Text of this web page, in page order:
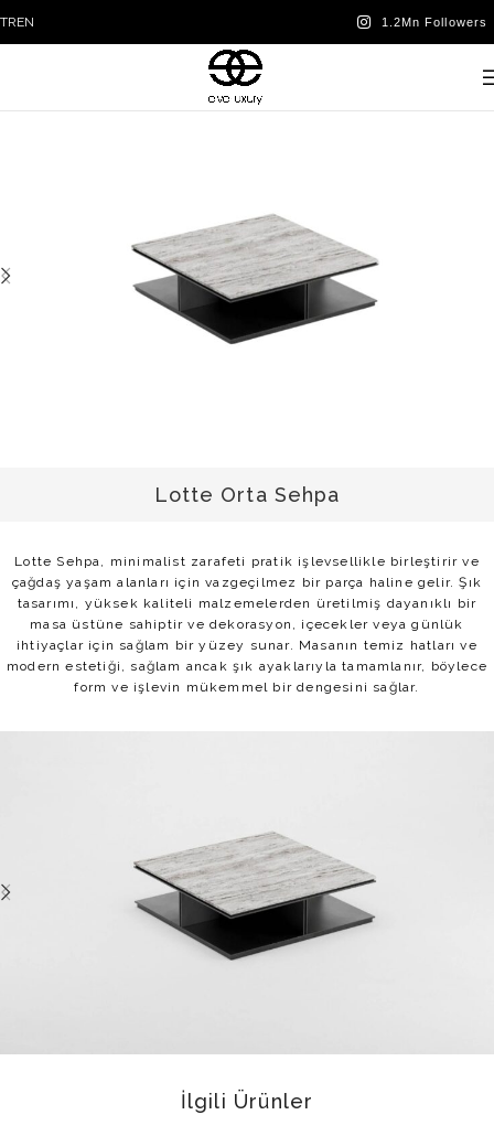
TREN
Lotte Orta Sehpa
Lotte Sehpa, minimalist zarafeti pratik işlevsellikle birleştirir ve
çağdaş yaşam alanları için vazgeçilmez bir parça haline gelir. Şık
tasarımı, yüksek kaliteli malzemelerden üretilmiş dayanıklı bir
masa üstüne sahiptir ve dekorasyon, içecekler veya günlük
ihtiyaçlar için sağlam bir yüzey sunar. Masanın temiz hatları ve
modern estetiği, sağlam ancak şık ayaklarıyla tamamlanır, böylece
form ve işlevin mükemmel bir dengesini sağlar.
İlgili Ürünler